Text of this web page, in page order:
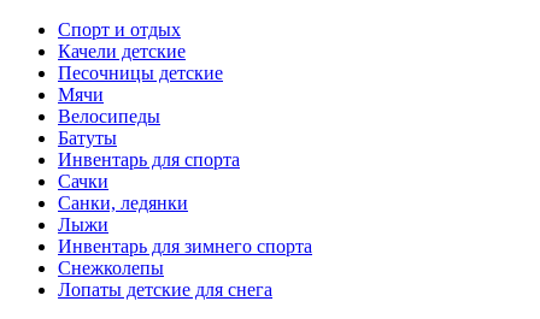
Спорт и отдых
Качели детские
Песочницы детские
Мячи
Велосипеды
Батуты
Инвентарь для спорта
Сачки
Санки, ледянки
Лыжи
Инвентарь для зимнего спорта
Снежколепы
Лопаты детские для снега